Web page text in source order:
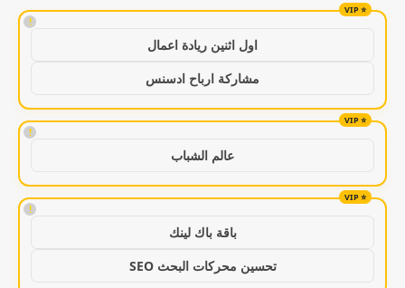
!
اول اثنين ريادة اعمال
مشاركة ارباح ادسنس
!
عالم الشباب
!
باقة باك لينك
تحسين محركات البحث SEO